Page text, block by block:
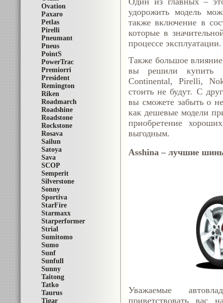
Ovation
Paxaro
Petlas
Pirelli
Pneumant
Pneus
PointS
PowerTrac
Premiorri
President
Remington
Riken
Roadmarch
Roadshine
Roadstone
Rockstone
Rosava
Sailun
Satoya
Sava
SCOP
Semperit
Silverstone
Sonny
Sportiva
StarFire
Starmaxx
Starperformer
Strial
Sumitomo
Sumo
Sunf
Sunfull
Sunny
Taitong
Tatko
Taurus
Tigar
удорожить модель
также включение в
которые в
процессе эксплуатации.
Также большое
вы решили купить
Continental, Pirelli,
стоить не будут. С
вы сможете забыть о
как дешевые модели
приобретение
выгодным.
Asshina – лучшие
Уважаемые
приветствовать вас